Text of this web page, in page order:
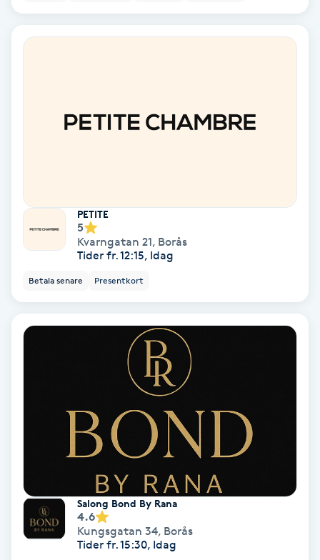
NBE-massage
Ombre brows
Paraffinbehandling
Pedikyr
PETITE
5
Kvarngatan 21, Borås
Tider fr. 12:15, Idag
Betala senare Presentkort
Salong Bond By Rana
4.6
Kungsgatan 34, Borås
Tider fr. 15:30, Idag